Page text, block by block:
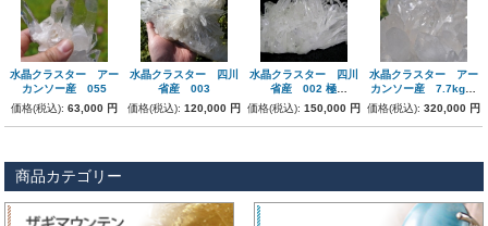
水晶クラスター アー
カンソー産 055
価格(税込):63,000 円
水晶クラスター 四川
省産 003
価格(税込):120,000 円
水晶クラスター 四川
省産 002 極
上
価格(税込): 150,000 円
水晶クラスター アー
カンソー産 7.7kg
巨大!! 056
価格(税込): 320,000 円
商品カテゴリー